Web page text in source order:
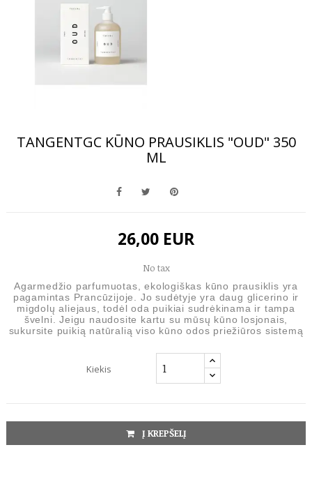
TANGENTGC KŪNO PRAUSIKLIS "OUD" 350
ML
26,00 EUR
No tax
Agarmedžio parfumuotas, ekologiškas kūno prausiklis yra
pagamintas Prancūzijoje. Jo sudėtyje yra daug glicerino ir
migdolų aliejaus, todėl oda puikiai sudrėkinama ir tampa
švelni. Jeigu naudosite kartu su mūsų kūno losjonais,
sukursite puikią natūralią viso kūno odos priežiūros sistemą
Kiekis
Į KREPŠELĮ